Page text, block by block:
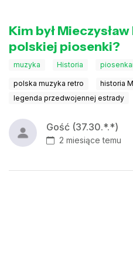
Kim był
polskiej piosenki?
muzyka Historia
polska muzyka retro
historia
legenda przedwojennej estrady
Gość (37.30.*.*)
2 miesiące temu